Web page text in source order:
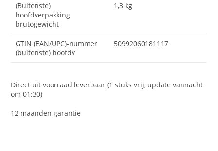
(Buitenste)
hoofdverpakking
brutogewicht
1,3 kg
GTIN (EAN/UPC)-nummer
(buitenste) hoofdv
50992060181117
Direct uit voorraad leverbaar (1 stuks vrij, update vannacht
om 01:30)
12 maanden garantie